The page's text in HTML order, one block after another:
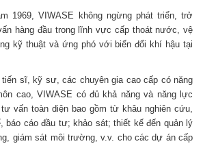
1969, VIWASE không ngừng phát triển, trở
hàng đầu trong lĩnh vực cấp thoát nước, vệ
kỹ thuật và ứng phó với biến đổi khí hậu tại
sĩ, kỹ sư, các chuyên gia cao cấp có năng
cao, VIWASE có đủ khả năng và năng lực
vấn toàn diện bao gồm từ khâu nghiên cứu,
báo cáo đầu tư; khảo sát; thiết kế đến quản lý
giám sát môi trường, v.v. cho các dự án cấp